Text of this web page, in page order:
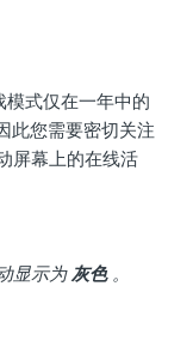
式仅在一年中的
此您需要密切关注
屏幕上的在线活
显示为 灰色 。